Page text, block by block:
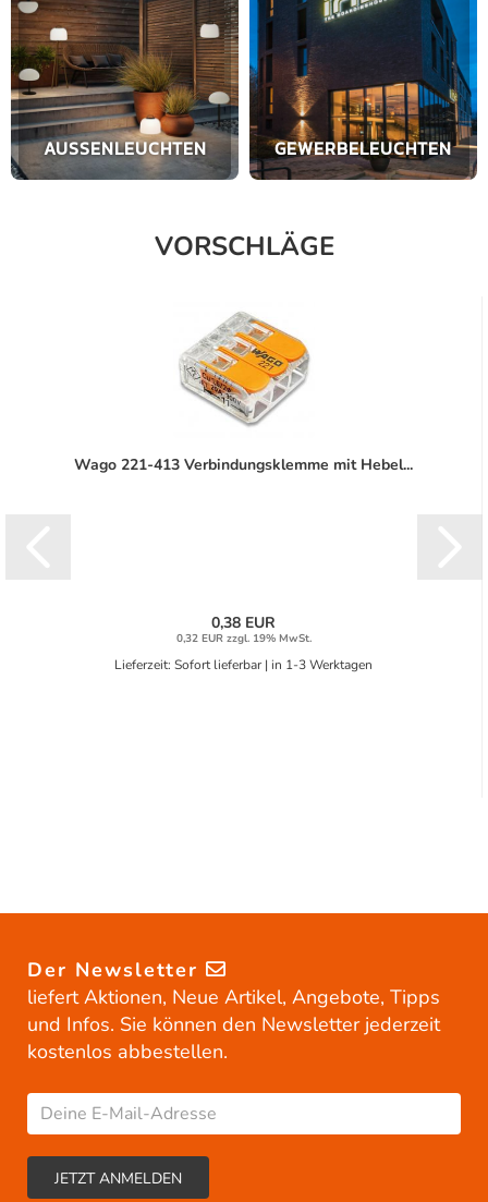
AUSSENLEUCHTEN GEWERBELEUCHTEN
VORSCHLÄGE
Wago 221-413 Verbindungsklemme mit Hebel...
0,38 EUR
0,32 EUR zzgl. 19% MwSt.
Lieferzeit: Sofort lieferbar | in 1-3 Werktagen
Der Newsletter
liefert Aktionen, Neue Artikel, Angebote, Tipps
und Infos. Sie können den Newsletter jederzeit
kostenlos abbestellen.